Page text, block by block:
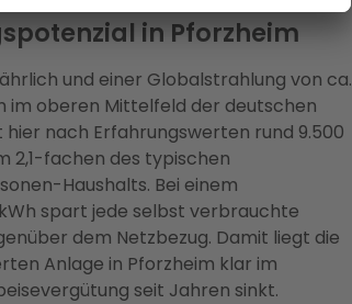
in Pforzheim
und einer Globalstrahlung von ca.
im oberen Mittelfeld der deutschen
nach Erfahrungswerten rund 9.500
2,1-fachen des typischen
Haushalts. Bei einem
spart jede selbst verbrauchte
dem Netzbezug. Damit liegt die
Anlage in Pforzheim klar im
seit Jahren sinkt.